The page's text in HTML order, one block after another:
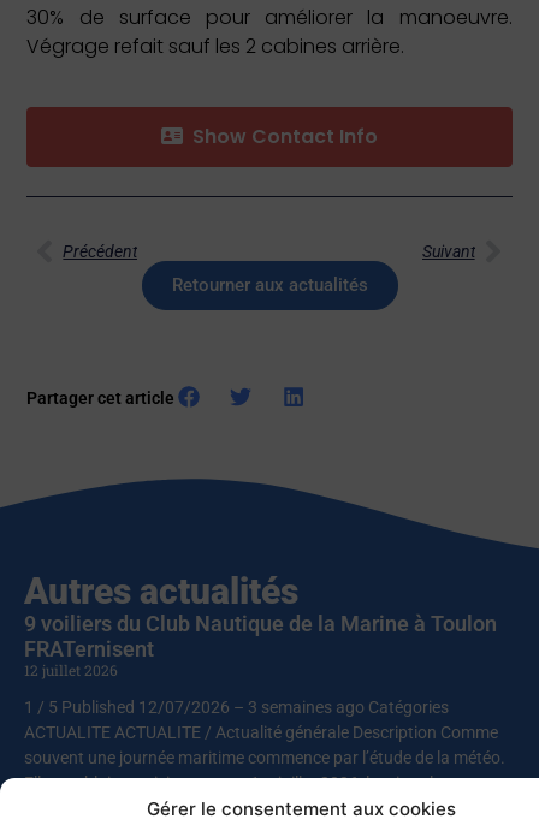
Gérer le consentement aux cookies
30% de surface pour améliorer la manoeuvre.
Végrage refait sauf les 2 cabines arrière.
Show Contact Info
Précédent Suivant
Retourner aux actualités
Partager cet article
Autres actualités
9 voiliers du Club Nautique de la Marine à Toulon
FRATernisent
12 juillet 2026
1 / 5 Published 12/07/2026 – 3 semaines ago Catégories
ACTUALITE ACTUALITE / Actualité générale Description Comme
souvent une journée maritime commence par l’étude de la météo.
Elle semblait capricieuse en ce 1er juillet 2026, le mistral ayant
décidé de s’inviter dans cette rencontre entre le club nautique et